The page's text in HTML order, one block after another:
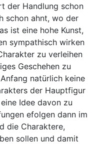
der Handlung schon
schon ahnt, wo der
ist eine hohe Kunst,
sympathisch wirken
zu verleihen
Geschehen zu
natürlich keine
der Hauptfigur
Idee davon zu
efolgen dann im
die Charaktere,
sollen und damit